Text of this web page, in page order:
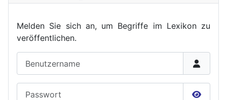
Melden Sie sich an, um Begriffe im Lexikon zu
veröffentlichen.